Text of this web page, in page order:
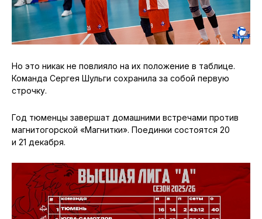
Но это никак не повлияло на их положение в таблице.
Команда Сергея Шульги сохранила за собой первую
строчку.
Год тюменцы завершат домашними встречами против
магнитогорской «Магнитки». Поединки состоятся 20
и 21 декабря.